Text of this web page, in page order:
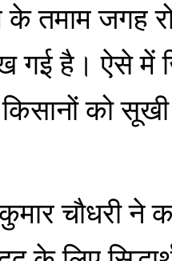
जगह
गई है। ऐसे में
को
चौधरी ने